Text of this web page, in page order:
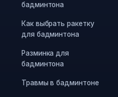
бадминтона
Как выбрать ракетку
для бадминтона
Разминка для
бадминтона
Травмы в бадминтоне